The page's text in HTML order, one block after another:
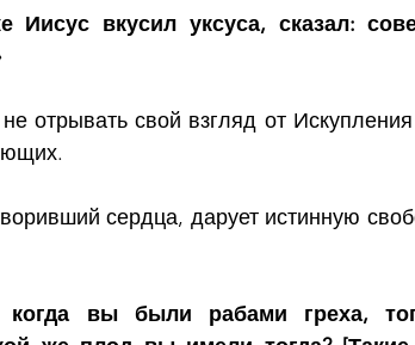
Иисус вкусил уксуса, сказал:
отрывать свой взгляд от
сердца, дарует истинную
когда вы были рабами греха,